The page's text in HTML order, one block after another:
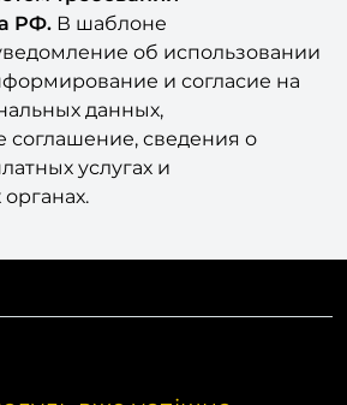
требований
РФ.В шаблоне
об использовании
и согласие на
данных,
соглашение, сведения о
услугах и